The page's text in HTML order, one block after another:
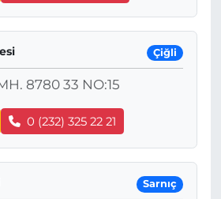
Çiğli
8780 33 NO:15
0 (232) 325 22 21
Sarnıç